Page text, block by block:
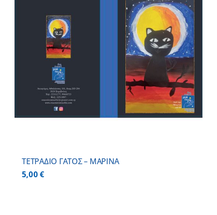
ΤΕΤΡΑΔΙΟ ΓΑΤΟΣ – ΜΑΡΙΝΑ
5,00€